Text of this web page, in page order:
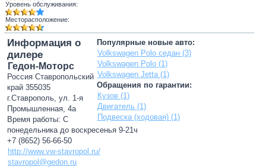
Уровень обслуживания:
Месторасположение:
Популярные новые авто:
Volkswagen Polo седан (3)
Volkswagen Polo (1)
Volkswagen Jetta (1)
Обращения по гарантии:
Кузов (1)
Двигатель (1)
Подвеска (ходовая) (1)
Информация о
дилере
Гедон-Моторс
Россия Ставропольский
край 355035
г.Ставрополь, ул. 1-я
Промышленная, 4а
Время работы: С
понедельника до воскресенья 9-21ч
+7 (8652) 56-66-50
http://www.vw-stavropol.ru/
stavropol@gedon.ru